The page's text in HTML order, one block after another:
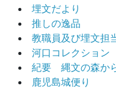
埋文だより
推しの逸品
教職員及び埋文担
河口コレクション
紀要 縄文の森か
鹿児島城便り